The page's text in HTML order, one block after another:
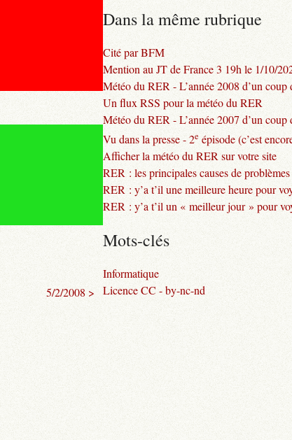
5/2/2008 >
Dans la même rubrique
Cité par BFM
Mention au JT de France 3 19h le 1/10/
Météo du RER - L’année 2008 d’un coup
Un flux RSS pour la météo du RER
Météo du RER - L’année 2007 d’un coup
Vu dans la presse - 2e épisode (c’est
Afficher la météo du RER sur votre site
RER : les principales causes de problèmes
RER : y’a t’il une meilleure heure pour
RER : y’a t’il un « meilleur jour » pour
Mots-clés
Informatique
Licence CC - by-nc-nd